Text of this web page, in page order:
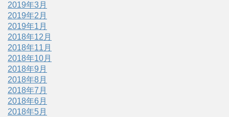
2019年3月
2019年2月
2019年1月
2018年12月
2018年11月
2018年10月
2018年9月
2018年8月
2018年7月
2018年6月
2018年5月